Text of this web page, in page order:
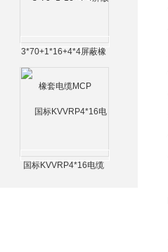
3*70+1*16+4*4屏蔽橡
国标KVVRP4*16电缆